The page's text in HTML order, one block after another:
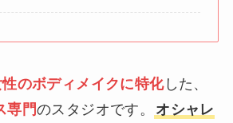
のボディメイクに特化した、
専門のスタジオです。
オシャレ